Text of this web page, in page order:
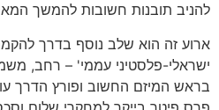
להניב תובנות חשובות להמשך
ארוע זה הוא שלב נוסף בדרך
ישראלי-פלסטיני עממי' – רחב,
בראש המיזם החשוב ופורץ הדרך